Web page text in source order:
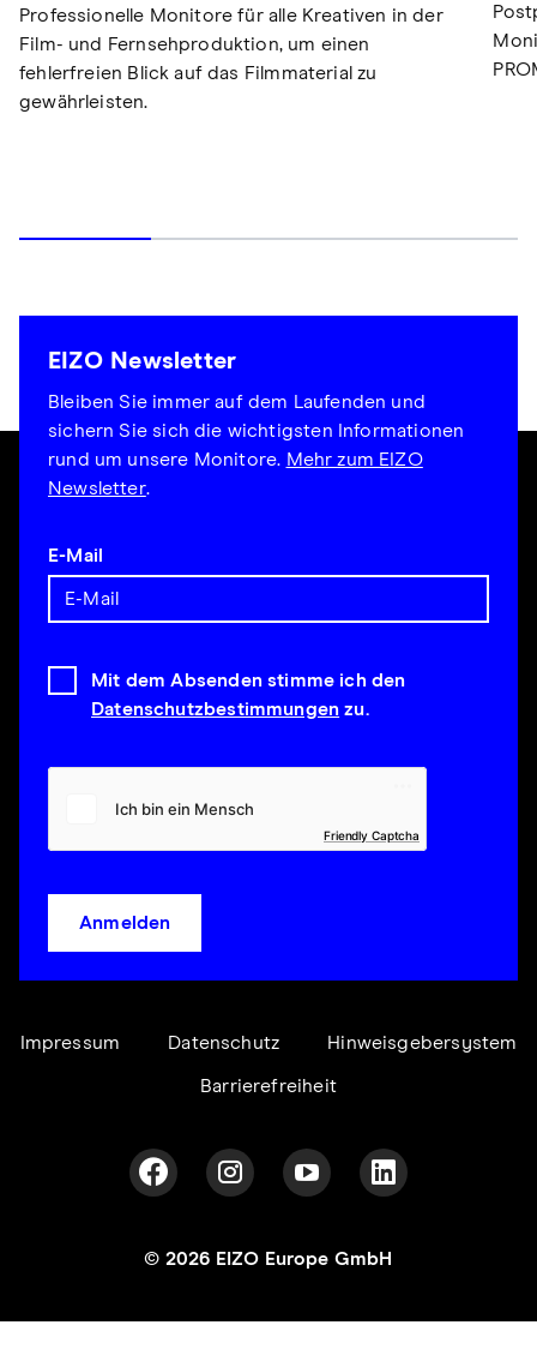
Professionelle Monitore für alle Kreativen in der
Film- und Fernsehproduktion, um einen
fehlerfreien Blick auf das Filmmaterial zu
gewährleisten.
EIZO Newsletter
Bleiben Sie immer auf dem Laufenden und
sichern Sie sich die wichtigsten Informationen
rund um unsere Monitore. Mehr zum EIZO
Newsletter.
E-Mail
Mit dem Absenden stimme ich den
Datenschutzbestimmungen zu.
Friendly Captcha
Anmelden
Impressum Datenschutz Hinweisgebersystem
Barrierefreiheit
© 2026 EIZO Europe GmbH